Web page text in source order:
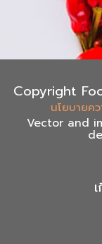
Copyright
นโยบายค
Vector and